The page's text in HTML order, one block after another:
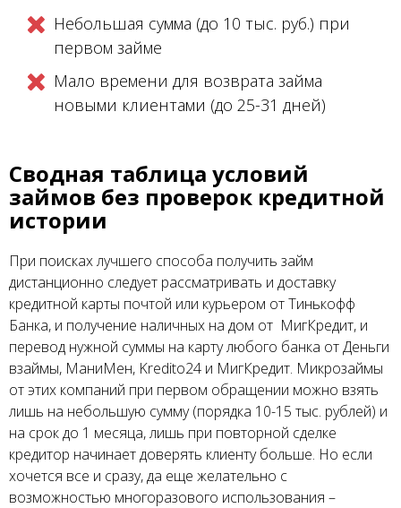
Небольшая сумма (до 10 тыс. руб.) при
первом займе
Мало времени для возврата займа
новыми клиентами (до 25-31 дней)
Сводная таблица условий
займов без проверок кредитной
истории
При поисках лучшего способа получить займ
дистанционно следует рассматривать и доставку
кредитной карты почтой или курьером от Тинькофф
Банка, и получение наличных на дом от МигКредит, и
перевод нужной суммы на карту любого банка от Деньги
взаймы, МаниМен, Kredito24 и МигКредит. Микрозаймы
от этих компаний при первом обращении можно взять
лишь на небольшую сумму (порядка 10-15 тыс. рублей) и
на срок до 1 месяца, лишь при повторной сделке
кредитор начинает доверять клиенту больше. Но если
хочется все и сразу, да еще желательно с
возможностью многоразового использования –